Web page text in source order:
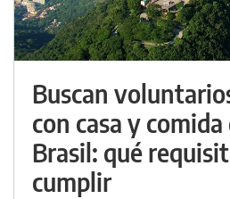
Buscan
con casa y
Brasil: qué
cumplir